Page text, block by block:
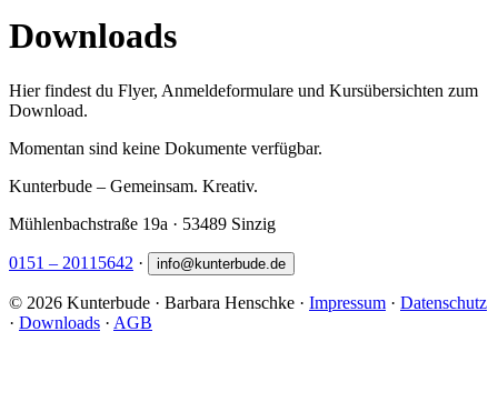
Downloads
Hier findest du Flyer, Anmeldeformulare und Kursübersichten zum
Download.
Momentan sind keine Dokumente verfügbar.
Kunterbude – Gemeinsam. Kreativ.
Mühlenbachstraße 19a · 53489 Sinzig
0151 – 20115642 · info@ kunterbude.de
© 2026 Kunterbude · Barbara Henschke · Impressum · Datenschutz
· Downloads · AGB